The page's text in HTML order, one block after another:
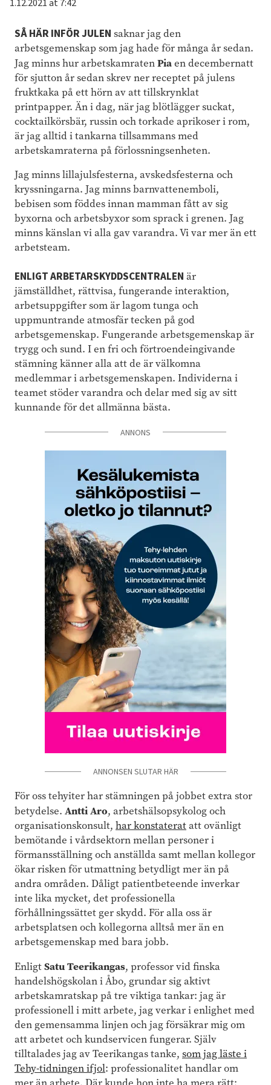
1.12.2021 at 7:42
SÅ HÄR INFÖR JULEN saknar jag den
arbetsgemenskap som jag hade för många år sedan.
Jag minns hur arbetskamratenPiaen decembernatt
för sjutton år sedan skrev ner receptet på julens
fruktkaka på ett hörn av att tillskrynklat
printpapper. Än i dag, när jag blötlägger suckat,
cocktailkörsbär, russin och torkade aprikoser i rom,
är jag alltid i tankarna tillsammans med
arbetskamraterna på förlossningsenheten.
Jag minns lillajulsfesterna, avskedsfesterna och
kryssningarna. Jag minns barnvattenemboli,
bebisen som föddes innan mamman fått av sig
byxorna och arbetsbyxor som sprack i grenen. Jag
minns känslan vi alla gav varandra. Vi var mer än ett
arbetsteam.
ENLIGT ARBETARSKYDDSCENTRALEN är
jämställdhet, rättvisa, fungerande interaktion,
arbetsuppgifter som är lagom tunga och
uppmuntrande atmosfär tecken på god
arbetsgemenskap. Fungerande arbetsgemenskap är
trygg och sund. I en fri och förtroendeingivande
stämning känner alla att de är välkomna
medlemmar i arbetsgemenskapen. Individerna i
teamet stöder varandra och delar med sig av sitt
kunnande för det allmänna bästa.
ANNONS
ANNONSEN SLUTAR HÄR
För oss tehyiter har stämningen på jobbet extra stor
betydelse. Antti Aro, arbetshälsopsykolog och
organisationskonsult, har konstateratatt ovänligt
bemötande i vårdsektorn mellan personer i
förmansställning och anställda samt mellan kollegor
ökar risken för utmattning betydligt mer än på
andra områden. Dåligt patientbeteende inverkar
inte lika mycket, det professionella
förhållningssättet ger skydd. För alla oss är
arbetsplatsen och kollegorna alltså mer än en
arbetsgemenskap med bara jobb.
EnligtSatu Teerikangas, professor vid finska
handelshögskolan i Åbo, grundar sig aktivt
arbetskamratskap på tre viktiga tankar: jag är
professionell i mitt arbete, jag verkar i enlighet med
den gemensamma linjen och jag försäkrar mig om
att arbetet och kundservicen fungerar. Själv
tilltalades jag av Teerikangas tanke, som jag läste i
Tehy-tidningen ifjol: professionalitet handlar om